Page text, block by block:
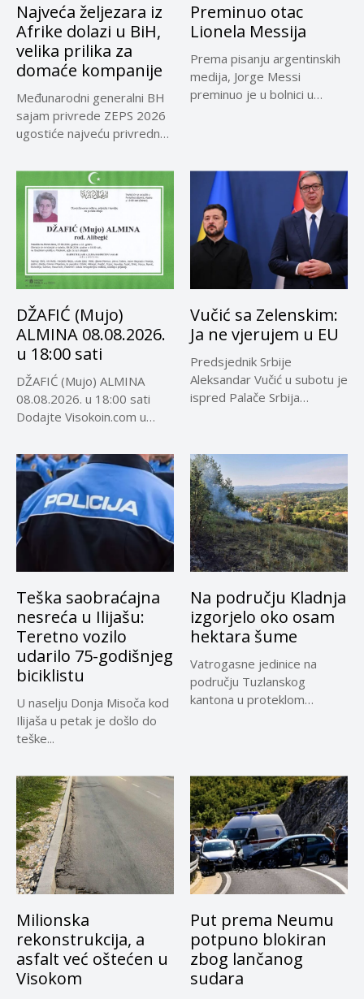
Najveća željezara iz
Afrike dolazi u BiH,
velika prilika za
domaće kompanije
Međunarodni generalni BH
sajam privrede ZEPS 2026
ugostiće najveću privrednu
Preminuo otac
Lionela Messija
Prema pisanju argentinskih
medija, Jorge Messi
preminuo je u bolnici u
DŽAFIĆ (Mujo)
ALMINA 08.08.2026.
u 18:00 sati
DŽAFIĆ (Mujo) ALMINA
08.08.2026. u 18:00 sati
Dodajte Visokoin.com u
Vučić sa Zelenskim:
Ja ne vjerujem u EU
Predsjednik Srbije
Aleksandar Vučić u subotu je
ispred Palače Srbija
Teška saobraćajna
nesreća u Ilijašu:
Teretno vozilo
udarilo 75-godišnjeg
biciklistu
U naselju Donja Misoča kod
Ilijaša u petak je došlo do
teške...
Na području Kladnja
izgorjelo oko osam
hektara šume
Vatrogasne jedinice na
području Tuzlanskog
kantona u proteklom
Milionska
rekonstrukcija, a
asfalt već oštećen u
Visokom
Put prema Neumu
potpuno blokiran
zbog lančanog
sudara